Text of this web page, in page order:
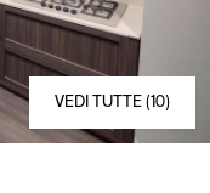
VEDI TUTTE (10)